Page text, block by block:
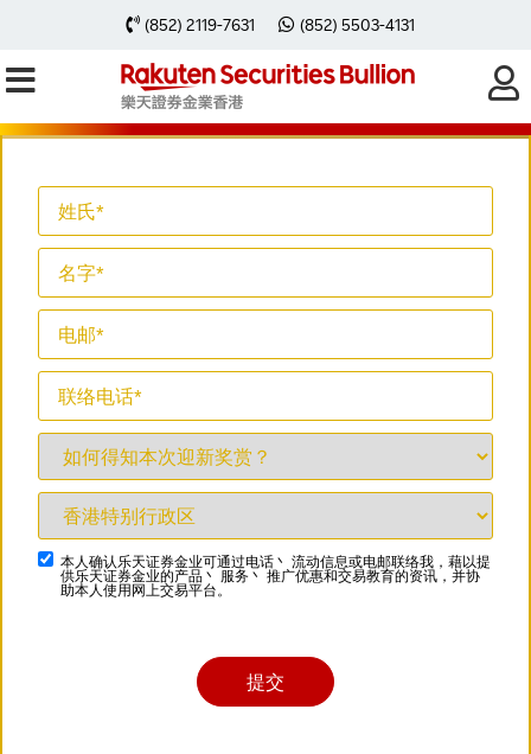
(852) 2119-7631 (852) 5503-4131
立即登记
本人确认乐天证券金业可通过电话丶 流动信息或电邮联络我，藉以提
供乐天证券金业的产品丶 服务丶 推广优惠和交易教育的资讯，并协
助本人使用网上交易平台。